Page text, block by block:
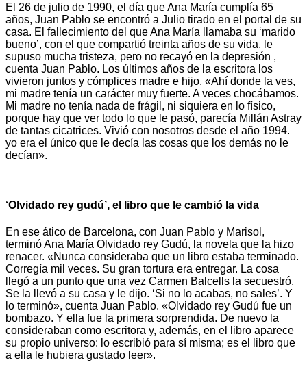
El 26 de julio de 1990, el día que Ana María cumplía 65
años, Juan Pablo se encontró a Julio tirado en el portal de su
casa. El fallecimiento del que Ana María llamaba su ‘marido
bueno’, con el que compartió treinta años de su vida, le
supuso mucha tristeza, pero no recayó en la depresión ,
cuenta Juan Pablo. Los últimos años de la escritora los
vivieron juntos y cómplices madre e hijo. «Ahí donde la ves,
mi madre tenía un carácter muy fuerte. A veces chocábamos.
Mi madre no tenía nada de frágil, ni siquiera en lo físico,
porque hay que ver todo lo que le pasó, parecía Millán Astray
de tantas cicatrices. Vivió con nosotros desde el año 1994.
yo era el único que le decía las cosas que los demás no le
decían».
‘Olvidado rey gudú’, el libro que le cambió la vida
En ese ático de Barcelona, con Juan Pablo y Marisol,
terminó Ana María Olvidado rey Gudú, la novela que la hizo
renacer. «Nunca consideraba que un libro estaba terminado.
Corregía mil veces. Su gran tortura era entregar. La cosa
llegó a un punto que una vez Carmen Balcells la secuestró.
Se la llevó a su casa y le dijo. ‘Si no lo acabas, no sales’. Y
lo terminó», cuenta Juan Pablo. «Olvidado rey Gudú fue un
bombazo. Y ella fue la primera sorprendida. De nuevo la
consideraban como escritora y, además, en el libro aparece
su propio universo: lo escribió para sí misma; es el libro que
a ella le hubiera gustado leer».